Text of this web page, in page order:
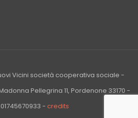
Vicini società cooperativa sociale -
Pellegrina 11, Pordenone 33170 -
- credits